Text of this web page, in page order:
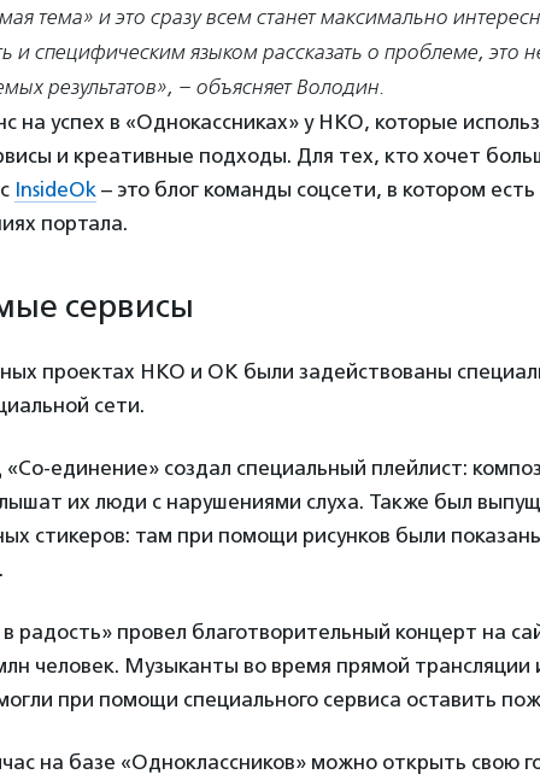
тема» и это сразу всем станет максимально
и специфическим языком рассказать о проблеме, это
результатов», – объясняет Володин.
на успех в «Однокассниках» у НКО, которые
и креативные подходы. Для тех, кто хочет
InsideOk – это блог команды соцсети, в котором
портала.
сервисы
проектах НКО и ОК были задействованы
сети.
единение» создал специальный плейлист:
их люди с нарушениями слуха. Также был
стикеров: там при помощи рисунков были
радость» провел благотворительный концерт на
человек. Музыканты во время прямой трансляции
при помощи специального сервиса оставить
на базе «Одноклассников» можно открыть свою